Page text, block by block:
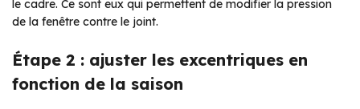
le cadre. Ce sont eux qui permettent de modifier la pression
de la fenêtre contre le joint.
Étape 2 : ajuster les excentriques en
fonction de la saison